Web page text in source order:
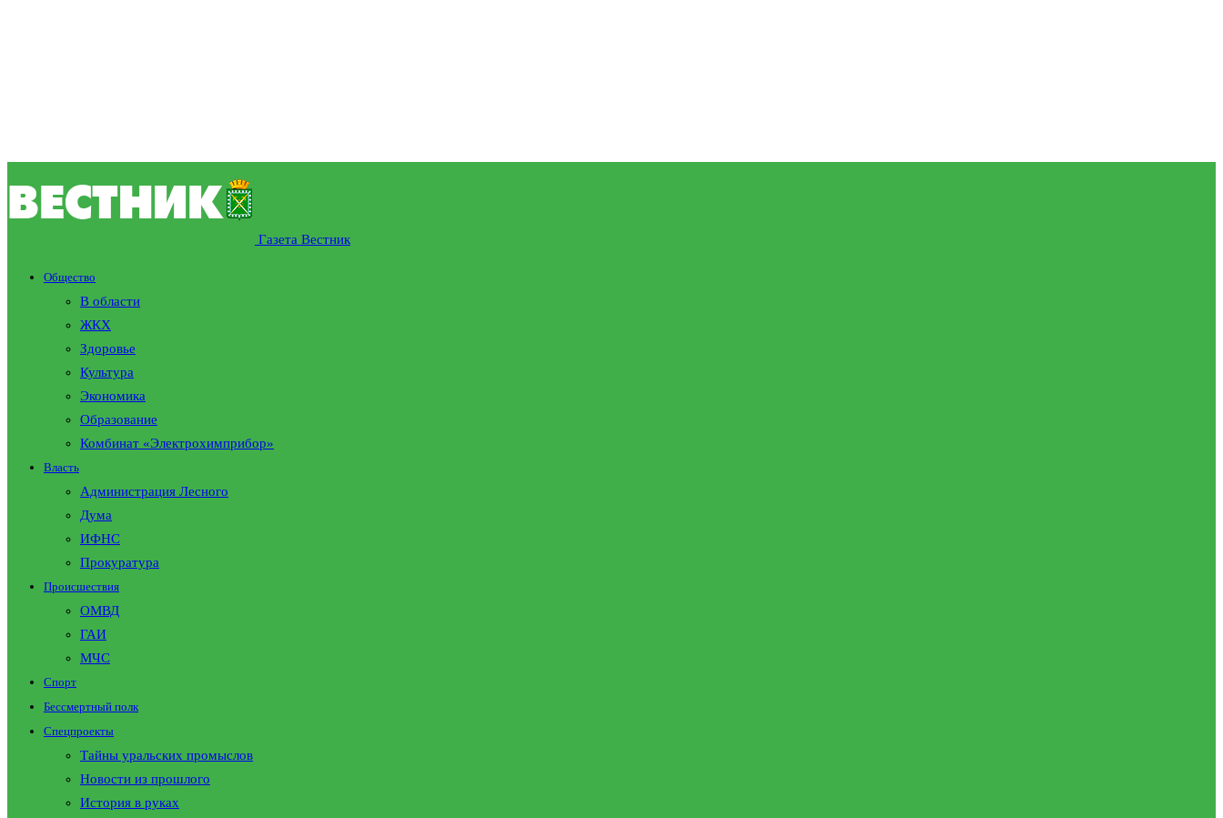
Газета Вестник
Общество
В области
ЖКХ
Здоровье
Культура
Экономика
Образование
Комбинат «Электрохимприбор»
Власть
Администрация Лесного
Дума
ИФНС
Прокуратура
Происшествия
ОМВД
ГАИ
МЧС
Спорт
Бессмертный полк
Спецпроекты
Тайны уральских промыслов
Новости из прошлого
История в руках